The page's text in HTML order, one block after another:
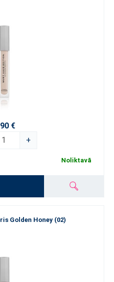
€
+
Noliktavā
Golden Honey (02)